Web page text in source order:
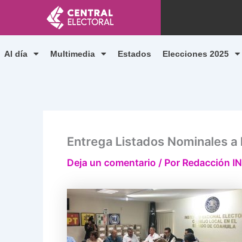
contenido
Al día Multimedia Estados Elecciones 2025
Entrega Listados Nominales a
Deja un comentario / Por Redacción